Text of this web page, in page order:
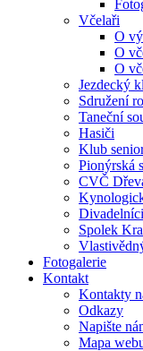
Včelaři
O
O
O
Jezdecký
Sdružení
Taneční
Hasiči
Klub
Pionýrská
CVČ
Spolek
Fotogalerie
Kontakt
Kontakty
Odkazy
Napište
Mapa